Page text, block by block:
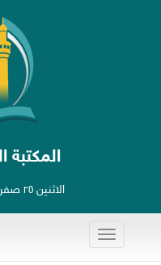
المكتبة
الاثنين ٢٥ صفر ١٤٤٨ هـ | 2026/08/09
Toggle
navigation